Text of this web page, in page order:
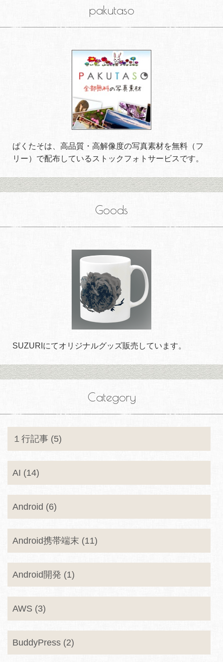
pakutaso
ぱくたそは、高品質・高解像度の写真素材を無料（フ
リー）で配布しているストックフォトサービスです。
Goods
SUZURIにてオリジナルグッズ販売しています。
Category
１行記事 (5)
AI (14)
Android (6)
Android携帯端末 (11)
Android開発 (1)
AWS (3)
BuddyPress (2)